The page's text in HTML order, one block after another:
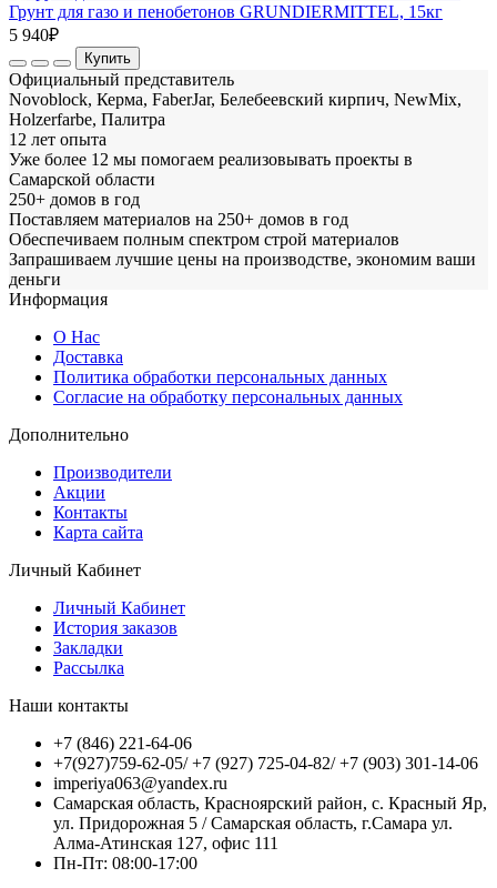
Грунт для газо и пенобетонов GRUNDIERMITTEL, 15кг
5 940₽
Купить
Официальный представитель
Novoblock, Керма, FaberJar, Белебеевский кирпич, NewMix,
Holzerfarbe, Палитра
12 лет опыта
Уже более 12 мы помогаем реализовывать проекты в
Самарской области
250+ домов в год
Поставляем материалов на 250+ домов в год
Обеспечиваем полным спектром строй материалов
Запрашиваем лучшие цены на производстве, экономим ваши
деньги
Информация
О Нас
Доставка
Политика обработки персональных данных
Согласие на обработку персональных данных
Дополнительно
Производители
Акции
Контакты
Карта сайта
Личный Кабинет
Личный Кабинет
История заказов
Закладки
Рассылка
Наши контакты
+7 (846) 221-64-06
+7(927)759-62-05/ +7 (927) 725-04-82/ +7 (903) 301-14-06
imperiya063@yandex.ru
Самарская область, Красноярский район, с. Красный Яр,
ул. Придорожная 5 / Самарская область, г.Самара ул.
Алма-Атинская 127, офис 111
Пн-Пт: 08:00-17:00